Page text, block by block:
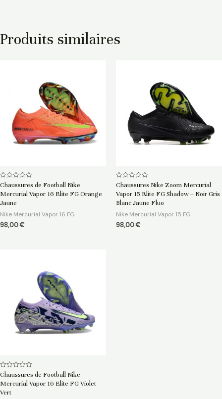
Produits similaires
Note
sur
5
Chaussures de Football Nike
Mercurial Vapor 16 Elite FG Orange
Jaune
Nike Mercurial Vapor 16 FG
98,00€
Note
sur
5
Chaussures Nike Zoom Mercurial
Vapor 15 Elite FG Shadow – Noir Gris
Blanc Jaune Fluo
Nike Mercurial Vapor 15 FG
98,00€
Note
sur
5
Chaussures de Football Nike
Mercurial Vapor 16 Elite FG Violet
Vert